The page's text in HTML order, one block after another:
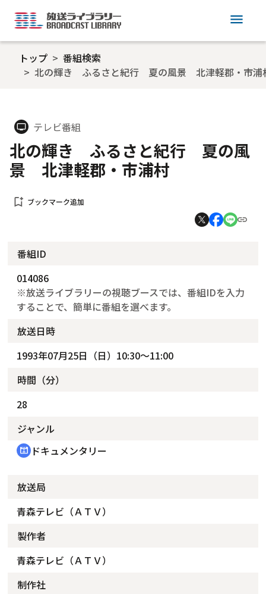
menu
トップ
番組検索
北の輝き ふるさと紀行 夏の風景 北津軽郡・市浦
tv テレビ番組
北の輝き ふるさと紀行 夏の風
景 北津軽郡・市浦村
bookmark_add ブックマーク追加
番組ID
014086
※放送ライブラリーの視聴ブースでは、番組IDを入力
することで、簡単に番組を選べます。
放送日時
1993年07月25日（日）10:30～11:00
時間（分）
28
ジャンル
cinematic_blur ドキュメンタリー
放送局
青森テレビ（ＡＴＶ）
製作者
青森テレビ（ＡＴＶ）
制作社